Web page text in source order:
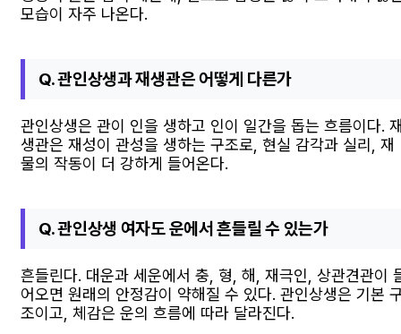
모습이 자주 나온다.
Q. 관인상생과 재생관은 어떻게 다른가
관인상생은 관이 인을 생하고 인이 일간을 돕는 흐름이다.
생관은 재성이 관성을 생하는 구조로, 현실 감각과 실리, 재
물의 작동이 더 강하게 들어온다.
Q. 관인상생 여자도 운에서 흔들릴 수 있는가
흔들린다. 대운과 세운에서 충, 형, 해, 재극인, 상관견관이
어오면 원래의 안정감이 약해질 수 있다. 관인상생은 기본
조이고, 체감은 운의 흐름에 따라 달라진다.